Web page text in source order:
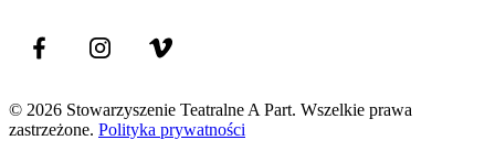
© 2026 Stowarzyszenie Teatralne A Part. Wszelkie prawa
zastrzeżone. Polityka prywatności